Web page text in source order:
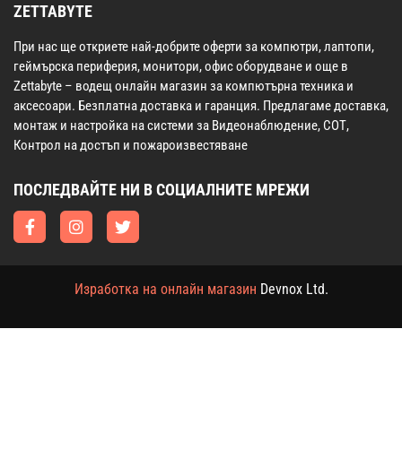
ZETTABYTE
При нас ще откриете най-добрите оферти за компютри, лаптопи,
геймърска периферия, монитори, офис оборудване и още в
Zettabyte – водещ онлайн магазин за компютърна техника и
аксесоари. Безплатна доставка и гаранция. Предлагаме доставка,
монтаж и настройка на системи за Видеонаблюдение, СОТ,
Контрол на достъп и пожароизвестяване
ПОСЛЕДВАЙТЕ НИ В СОЦИАЛНИТЕ МРЕЖИ
Изработка на онлайн магазин Devnox Ltd.